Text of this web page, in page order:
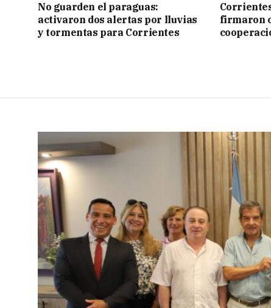
No guarden el paraguas:
activaron dos alertas por lluvias
y tormentas para Corrientes
firmaron